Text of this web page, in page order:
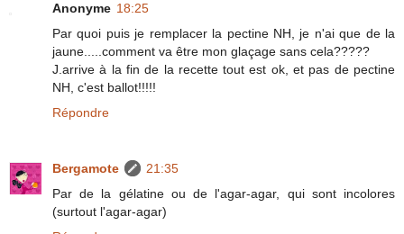
Anonyme 18:25
Par quoi puis je remplacer la pectine NH, je n'ai que de la
jaune.....comment va être mon glaçage sans cela?????
J.arrive à la fin de la recette tout est ok, et pas de pectine
NH, c'est ballot!!!!!
Répondre
Bergamote
21:35
Par de la gélatine ou de l'agar-agar, qui sont incolores
(surtout l'agar-agar)